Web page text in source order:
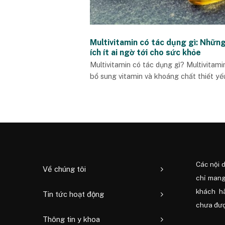
Multivitamin có tác dụng gì:
ích ít ai ngờ tới cho sức khỏe
Multivitamin có tác dụng gì?
bổ sung vitamin và khoáng chất thiết
Về chúng tôi
Tin tức hoạt động
Thông tin y khoa
Các nội
chỉ
khách
chưa